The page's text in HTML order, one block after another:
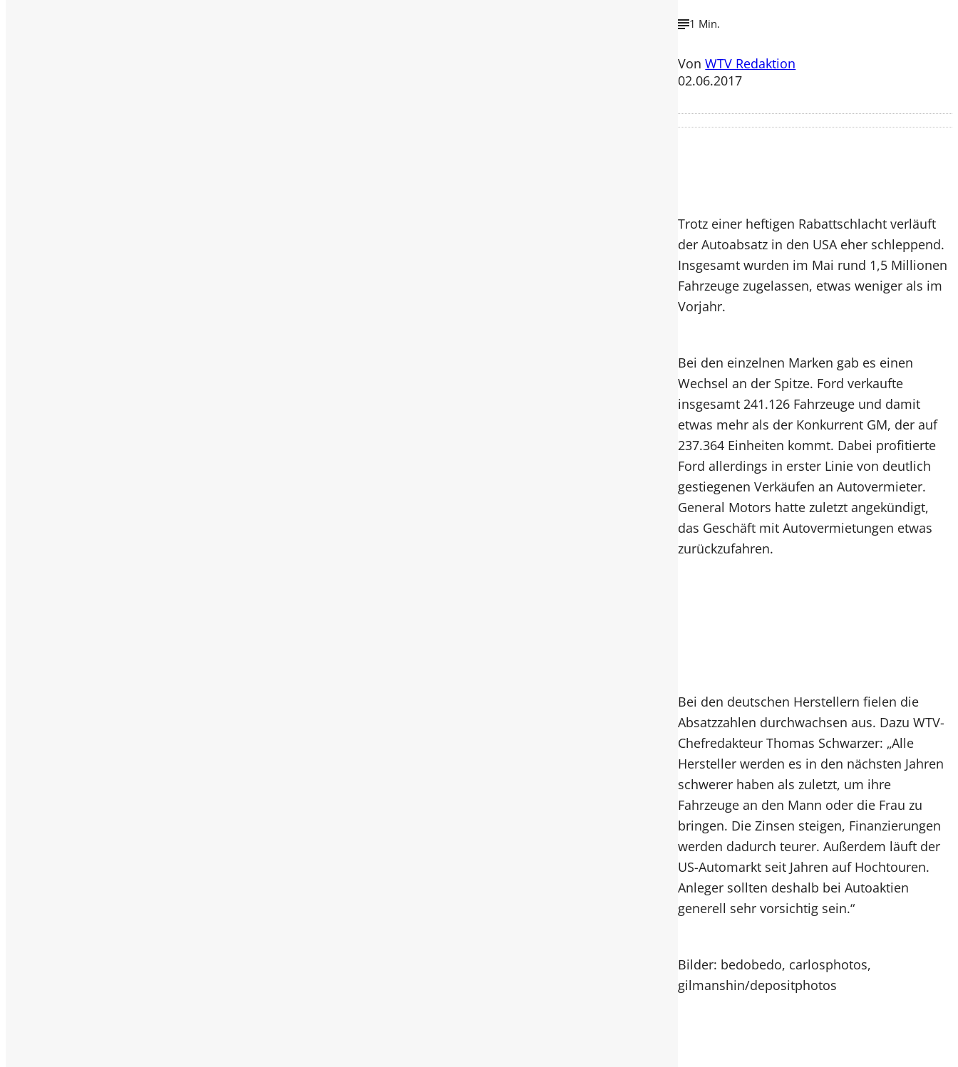
1 Min.
VonWTV Redaktion
02.06.2017
Trotz einer heftigen Rabattschlacht verläuft
der Autoabsatz in den USA eher schleppend.
Insgesamt wurden im Mai rund 1,5 Millionen
Fahrzeuge zugelassen, etwas weniger als im
Vorjahr.
Bei den einzelnen Marken gab es einen
Wechsel an der Spitze. Ford verkaufte
insgesamt 241.126 Fahrzeuge und damit
etwas mehr als der Konkurrent GM, der auf
237.364 Einheiten kommt. Dabei profitierte
Ford allerdings in erster Linie von deutlich
gestiegenen Verkäufen an Autovermieter.
General Motors hatte zuletzt angekündigt,
das Geschäft mit Autovermietungen etwas
zurückzufahren.
Bei den deutschen Herstellern fielen die
Absatzzahlen durchwachsen aus. Dazu WTV-
Chefredakteur Thomas Schwarzer: „Alle
Hersteller werden es in den nächsten Jahren
schwerer haben als zuletzt, um ihre
Fahrzeuge an den Mann oder die Frau zu
bringen. Die Zinsen steigen, Finanzierungen
werden dadurch teurer. Außerdem läuft der
US-Automarkt seit Jahren auf Hochtouren.
Anleger sollten deshalb bei Autoaktien
generell sehr vorsichtig sein.“
Bilder: bedobedo, carlosphotos,
gilmanshin/depositphotos